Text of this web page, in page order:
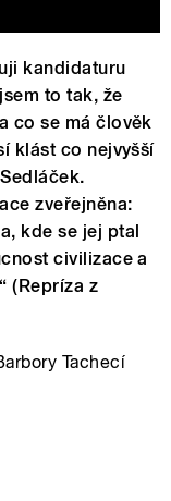
kandidaturu
to tak, že
co se má člověk
klást co nejvyšší
zveřejněna:
kde se jej ptal
civilizace a
(Repríza z
Tachecí